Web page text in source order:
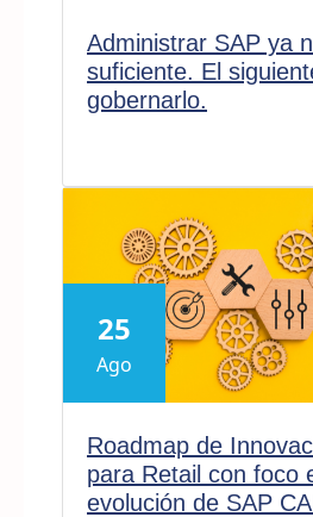
Administrar SAP ya
suficiente. El
gobernarlo.
25
Ago
Roadmap de
para Retail con foco
evolución de SAP